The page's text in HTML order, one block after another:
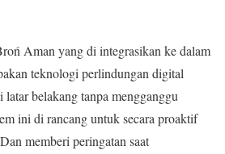
Aman yang di integrasikan ke dalam
teknologi perlindungan digital
belakang tanpa mengganggu
ini di rancang untuk secara proaktif
memberi peringatan saat